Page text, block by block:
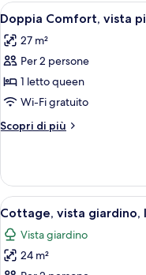
Apri
tutte
le
foto
per
Doppia
Comfort,
vista
12
Doppia Comfort, vista
27 m²
Per 2 persone
1 letto queen
Wi-Fi gratuito
Scopri di più
Altri
Comfort,
vista
piscina
Apri
tutte
le
foto
10
Cottage, vista giardino,
Vista giardino
24 m²